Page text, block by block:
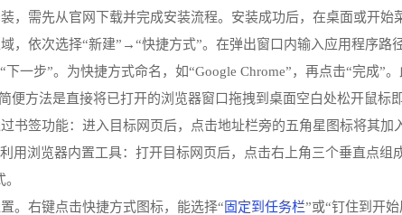
需先从官网下载并完成安装流程。安装成功后，在桌面或开始
，依次选择“新建”→“快捷方式”。在弹出窗口内输入应用程序路
下一步”。为快捷方式命名，如“Google Chrome”，再点击“完成”
方法是直接将已打开的浏览器窗口拖拽到桌面空白处松开鼠标即
书签功能：进入目标网页后，点击地址栏旁的五角星图标将其
用浏览器内置工具：打开目标网页后，点击右上角三个垂直点组
。右键点击快捷方式图标，能选择“固定到任务栏”或“钉住到开